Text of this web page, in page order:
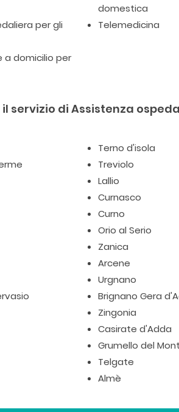
per gli
a domicilio per
domestica
Telemedicina
servizio di Assistenza
Terno d'isola
Treviolo
Lallio
Curnasco
Curno
Orio al Serio
Zanica
Arcene
Urgnano
Brignano Gera
Zingonia
Casirate d'Adda
Grumello del
Telgate
Almè